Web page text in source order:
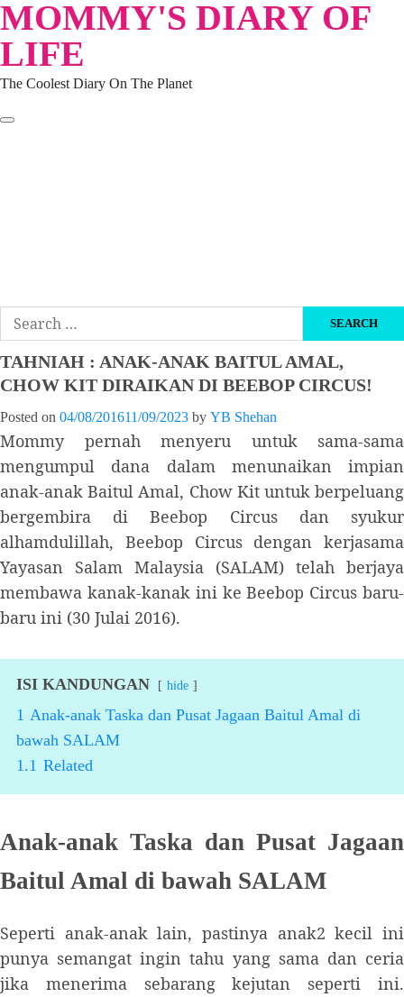
Skip
to
content
MOMMY'S DIARY OF
LIFE
The Coolest Diary On The Planet
Search
for:
TAHNIAH : ANAK-ANAK BAITUL AMAL,
CHOW KIT DIRAIKAN DI BEEBOP CIRCUS!
Posted on 04/08/201611/09/2023 by YB Shehan
Mommy pernah menyeru untuk sama-sama
mengumpul dana dalam menunaikan impian
anak-anak Baitul Amal, Chow Kit untuk berpeluang
bergembira di Beebop Circus dan syukur
alhamdulillah, Beebop Circus dengan kerjasama
Yayasan Salam Malaysia (SALAM) telah berjaya
membawa kanak-kanak ini ke Beebop Circus baru-
baru ini (30 Julai 2016).
ISI KANDUNGAN hide
1 Anak-anak Taska dan Pusat Jagaan Baitul Amal di
bawah SALAM
1.1 Related
Anak-anak Taska dan Pusat Jagaan
Baitul Amal di bawah SALAM
Seperti anak-anak lain, pastinya anak2 kecil ini
punya semangat ingin tahu yang sama dan ceria
jika menerima sebarang kejutan seperti ini.